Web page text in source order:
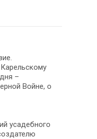
–
Войне, о
усадебного